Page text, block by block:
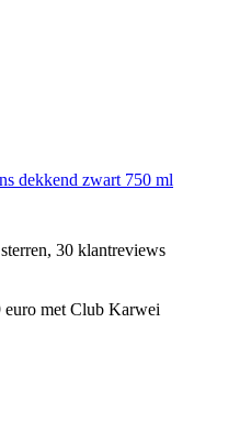
dekkend zwart 750 ml
30 klantreviews
met Club Karwei